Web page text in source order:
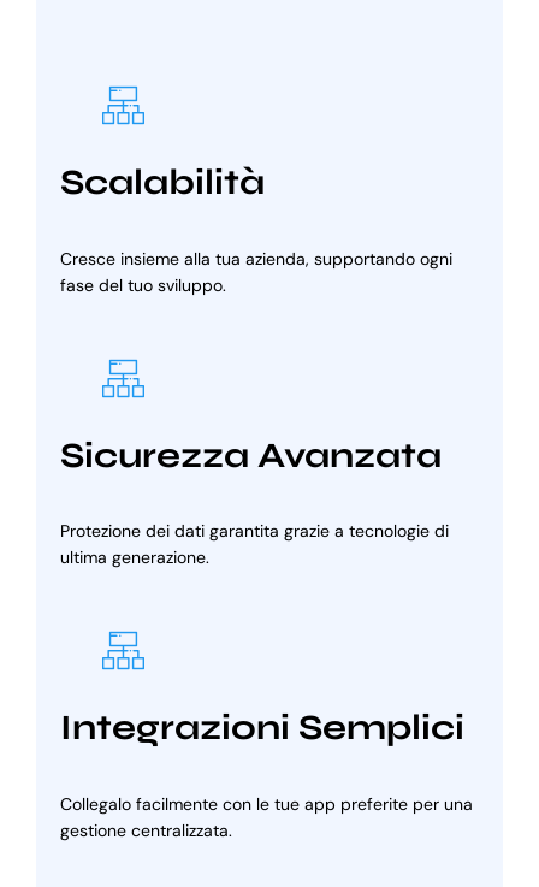
Scalabilità
Cresce insieme alla tua azienda, supportando ogni
fase del tuo sviluppo.
Sicurezza Avanzata
Protezione dei dati garantita grazie a tecnologie di
ultima generazione.
Integrazioni Semplici
Collegalo facilmente con le tue app preferite per una
gestione centralizzata.